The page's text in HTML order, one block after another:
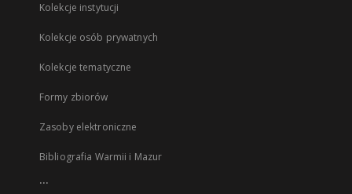
Kolekcje instytucji
Kolekcje osób prywatnych
Kolekcje tematyczne
Formy zbiorów
Zasoby elektroniczne
Bibliografia Warmii i Mazur
...